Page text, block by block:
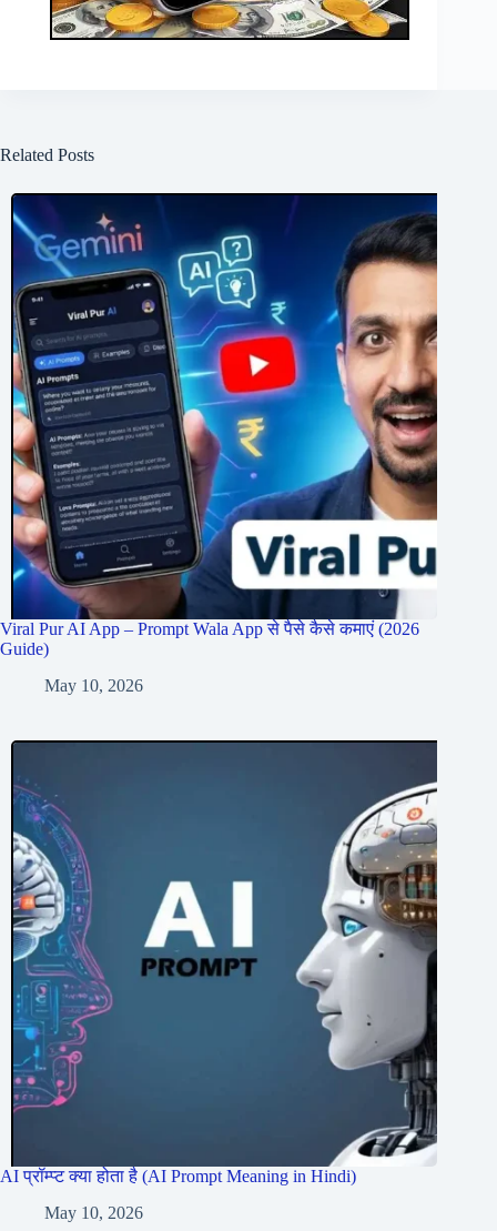
Related Posts
Viral Pur AI App – Prompt Wala App से पैसे कैसे कमाएं (2026
Guide)
May 10, 2026
AI प्रॉम्प्ट क्या होता है (AI Prompt Meaning in Hindi)
May 10, 2026